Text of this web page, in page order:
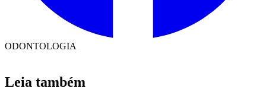
ODONTOLOGIA
Leia também